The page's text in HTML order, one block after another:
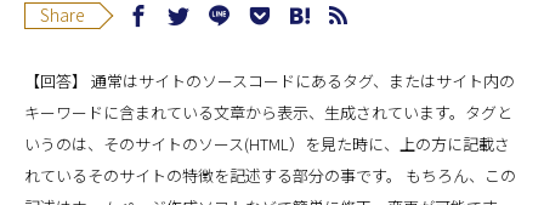
Share
【回答】 通常はサイトのソースコードにあるタグ、またはサイト内の
キーワードに含まれている文章から表示、生成されています。タグと
いうのは、そのサイトのソース(HTML）を見た時に、上の方に記載さ
れているそのサイトの特徴を記述する部分の事です。 もちろん、この